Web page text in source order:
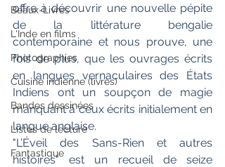
Beaux-Livres
L'Inde en films
Photographies
Cuisine indienne (livres)
Bandes dessinées
Listes de lecture
Fantastique
offre à découvrir une nouvelle pépite
de la littérature bengalie
contemporaine et nous prouve, une
fois de plus, que les ouvrages écrits
en langues vernaculaires des États
Indiens ont un soupçon de magie
manquant à ceux écrits initialement en
langue anglaise.
"L’Éveil des Sans-Rien et autres
histoires" est un recueil de seize